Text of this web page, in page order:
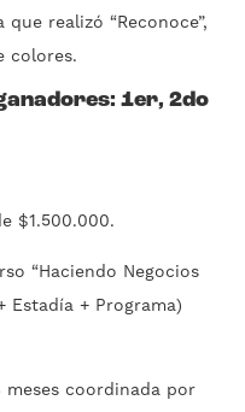
realizó “Reconoce”,
colores.
1er, 2do
$1.500.000.
“Haciendo Negocios
Estadía + Programa)
coordinada por